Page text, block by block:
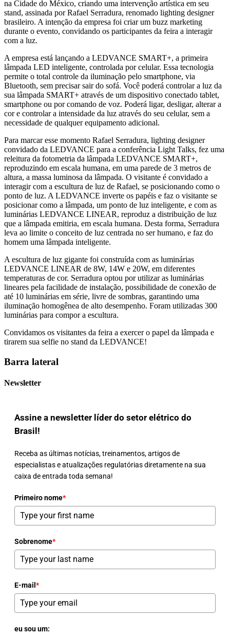
na Cidade do México, criando uma intervenção artística em seu
stand, assinada por Rafael Serradura, renomado lighting designer
brasileiro. A intenção da empresa foi criar um buzz marketing
durante o evento, convidando os participantes da feira a interagir
com a luz.
A empresa está lançando a LEDVANCE SMART+, a primeira
lâmpada LED inteligente, controlada por celular. Essa tecnologia
permite o total controle da iluminação pelo smartphone, via
Bluetooth, sem precisar sair do sofá. Você poderá controlar a luz da
sua lâmpada SMART+ através de um dispositivo conectado tablet,
smartphone ou por comando de voz. Poderá ligar, desligar, alterar a
cor e controlar a intensidade da luz através do seu celular, sem a
necessidade de qualquer equipamento adicional.
Para marcar esse momento Rafael Serradura, lighting designer
convidado da LEDVANCE para a conferência Light Talks, fez uma
releitura da fotometria da lâmpada LEDVANCE SMART+,
reproduzindo em escala humana, em uma parede de 3 metros de
altura, a massa luminosa da lâmpada. O visitante é convidado a
interagir com a escultura de luz de Rafael, se posicionando como o
ponto de luz. A LEDVANCE inverte os papéis e faz o visitante se
posicionar como a lâmpada, um ponto de luz inteligente, e com as
luminárias LEDVANCE LINEAR, reproduz a distribuição de luz
que a lâmpada emitiria, em escala humana. Desta forma, Serradura
leva ao limite o conceito de luz centrada no ser humano, e faz do
homem uma lâmpada inteligente.
A escultura de luz gigante foi construída com as luminárias
LEDVANCE LINEAR de 8W, 14W e 20W, em diferentes
temperaturas de cor. Serradura optou por utilizar as luminárias
lineares pela facilidade de instalação, possibilidade de conexão de
até 10 luminárias em série, livre de sombras, garantindo uma
iluminação homogênea de alto desempenho. Foram utilizadas 300
luminárias para compor a escultura.
Convidamos os visitantes da feira a exercer o papel da lâmpada e
tirarem sua selfie no stand da LEDVANCE!
Barra lateral
Newsletter
Assine a newsletter líder do setor elétrico do
Brasil!
Receba as últimas notícias, treinamentos, artigos de
especialistas e atualizações regulatórias diretamente na sua
caixa de entrada toda semana!
Primeiro nome*
Sobrenome*
E-mail *
eu sou um: